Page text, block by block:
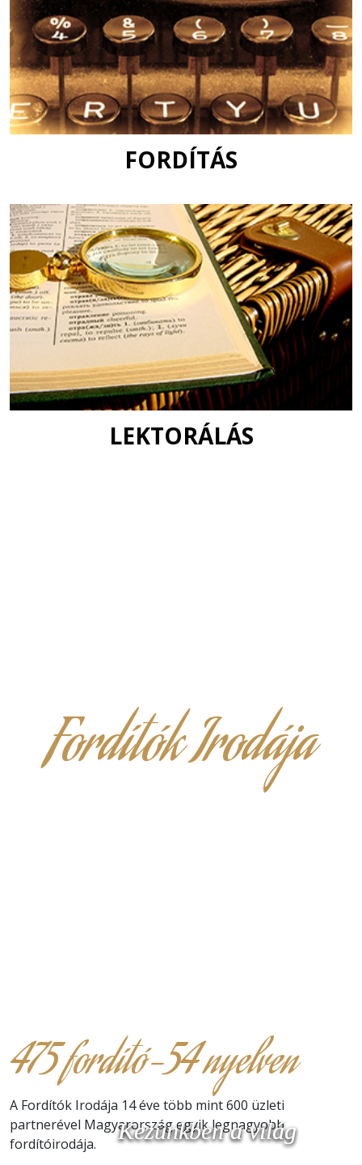
Kezünkben a világ
Kezünkben a világ
Kezünkben a világ
FORDÍTÁS
LEKTORÁLÁS
Fordítók Irodája
475 fordító-54 nyelven
A Fordítók Irodája 14 éve több mint 600 üzleti
partnerével Magyarország egyik legnagyobb
fordítóirodája.